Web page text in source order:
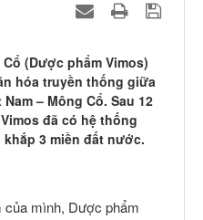
(Dược phẩm Vimos)
hóa truyền thống giữa
– Mông Cổ. Sau 12
đã có hệ thống
3 miền đất nước.
của mình, Dược phẩm